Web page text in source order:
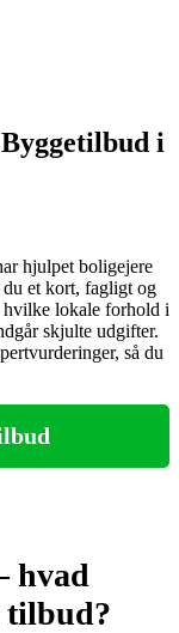
i
hjulpet boligejere
et kort, fagligt og
hvilke lokale forhold i
skjulte udgifter.
så du
hvad
tilbud?